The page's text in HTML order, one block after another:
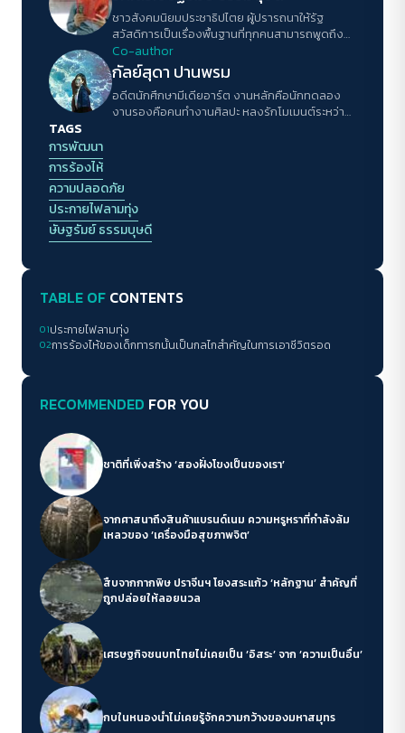
ชาวสังคมนิยมประชาธิปไตย ผู้ปรารถนาให้รัฐ
สวัสดิการเป็นเรื่องพื้นฐานที่ทุกคนสามารถพูดถึง
อธิบายและเรียกร้องได้
Co-author
กัลย์สุดา ปานพรม
อดีตนักศึกษามีเดียอาร์ต งานหลักคือนักทดลอง
งานรองคือคนทำงานศิลปะ หลงรักโมเมนต์ระหว่าง
TAGS
การพัฒนา
การร้องไห้
ความปลอดภัย
ประกายไฟลามทุ่ง
ษัษฐรัมย์ ธรรมบุษดี
TABLE OF CONTENTS
01ประกายไฟลามทุ่ง
02การร้องไห้ของเด็กทารกนั้นเป็นกลไกสำคัญในการเอาชีวิตรอด
RECOMMENDED FOR YOU
ชาติที่เพิ่งสร้าง ‘สองฝั่งโขงเป็นของเรา’
จากศาสนาถึงสินค้าแบรนด์เนม ความหรูหราที่กำลังล้ม
เหลวของ ‘เครื่องมือสุขภาพจิต’
สืบจากกากพิษ ปราจีนฯ โยงสระแก้ว ‘หลักฐาน’ สำคัญที่
ถูกปล่อยให้ลอยนวล
เศรษฐกิจชนบทไทยไม่เคยเป็น ‘อิสระ’ จาก ‘ความเป็นอื่น’
กบในหนองน้ำไม่เคยรู้จักความกว้างของมหาสมุทร